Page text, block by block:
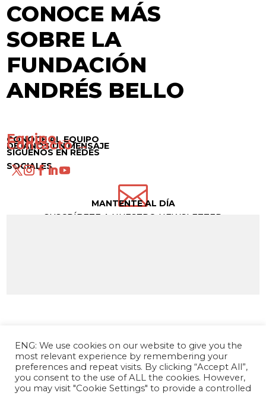
CONOCE MÁS
SOBRE LA
FUNDACIÓN
ANDRÉS BELLO
CONOCE AL EQUIPO
Equipo →
DÉJANOS UN MENSAJE
Contacto →
SÍGUENOS EN REDES
SOCIALES

MANTENTE AL DÍA
SUSCRÍBETE A NUESTRO NEWSLETTER
ENG: We use cookies on our website to give you the
most relevant experience by remembering your
preferences and repeat visits. By clicking “Accept All”,
you consent to the use of ALL the cookies. However,
you may visit "Cookie Settings" to provide a controlled